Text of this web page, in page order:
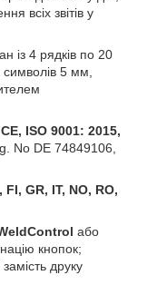
всіх звітів у
із 4 рядків по 20
5 мм,
CE, ISO 9001: 2015,
No DE 74849106,
FI, GR, IT, NO, RO,
або
кнопок;
замість друку